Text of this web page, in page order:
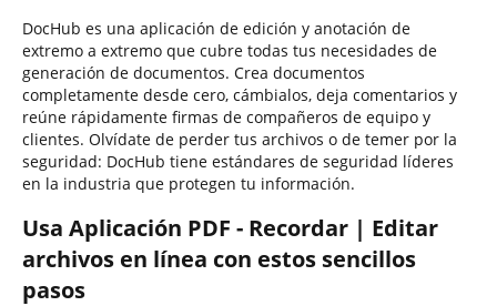
DocHub es una aplicación de edición y anotación de
extremo a extremo que cubre todas tus necesidades de
generación de documentos. Crea documentos
completamente desde cero, cámbialos, deja comentarios y
reúne rápidamente firmas de compañeros de equipo y
clientes. Olvídate de perder tus archivos o de temer por la
seguridad: DocHub tiene estándares de seguridad líderes
en la industria que protegen tu información.
Usa Aplicación PDF - Recordar | Editar
archivos en línea con estos sencillos
pasos